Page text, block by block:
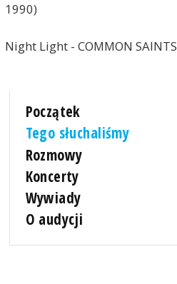
1990)
Night Light - COMMON SAINTS
Początek
Tego słuchaliśmy
Rozmowy
Koncerty
Wywiady
O audycji